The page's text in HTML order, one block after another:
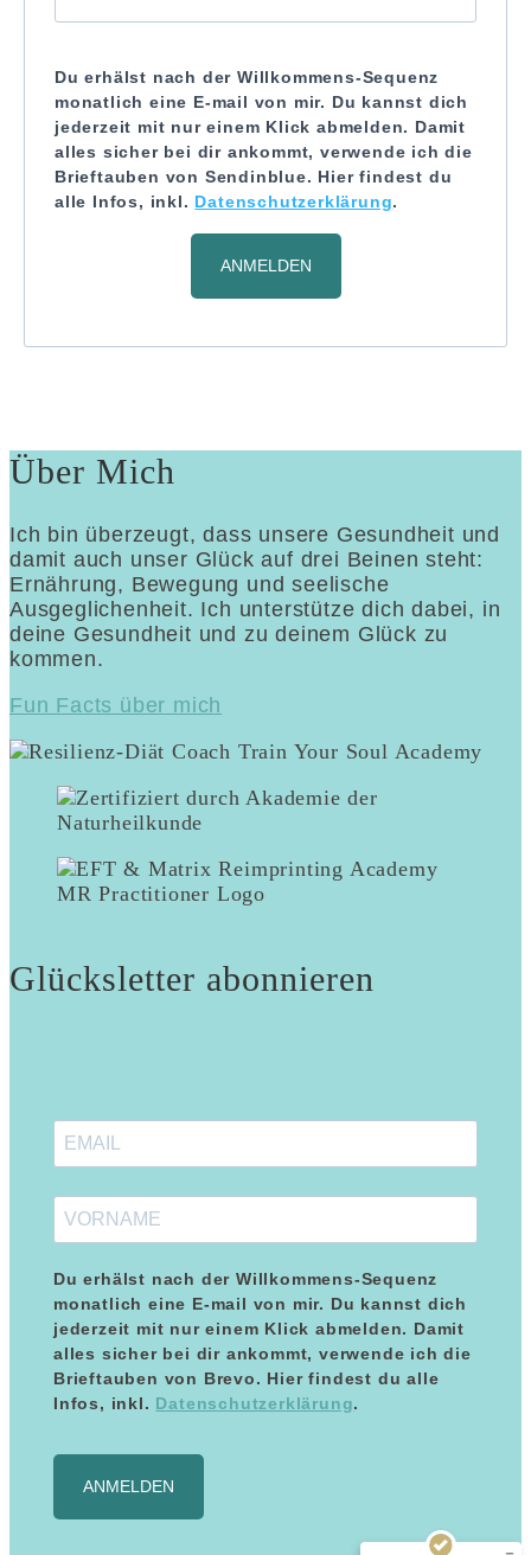
Du erhälst nach der Willkommens-Sequenz
monatlich eine E-mail von mir. Du kannst dich
jederzeit mit nur einem Klick abmelden. Damit
alles sicher bei dir ankommt, verwende ich die
Brieftauben von Sendinblue. Hier findest du
alle Infos, inkl. Datenschutzerklärung.
ANMELDEN
Über Mich
Ich bin überzeugt, dass unsere Gesundheit und
damit auch unser Glück auf drei Beinen steht:
Ernährung, Bewegung und seelische
Ausgeglichenheit. Ich unterstütze dich dabei, in
deine Gesundheit und zu deinem Glück zu
kommen.
Fun Facts über mich
Glücksletter abonnieren
Du erhälst nach der Willkommens-Sequenz
monatlich eine E-mail von mir. Du kannst dich
jederzeit mit nur einem Klick abmelden. Damit
alles sicher bei dir ankommt, verwende ich die
Brieftauben von Brevo. Hier findest du alle
Infos, inkl. Datenschutzerklärung.
ANMELDEN
Kundenbewertungen und Erfahrungen zu